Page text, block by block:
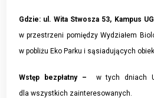
Gdzie: ul. Wita Stwosza 53, Kampus UG
w przestrzeni pomiędzy Wydziałem
w pobliżu Eko Parku i sąsiadujących
Wstęp bezpłatny – w tych dniach
dla wszystkich zainteresowanych.